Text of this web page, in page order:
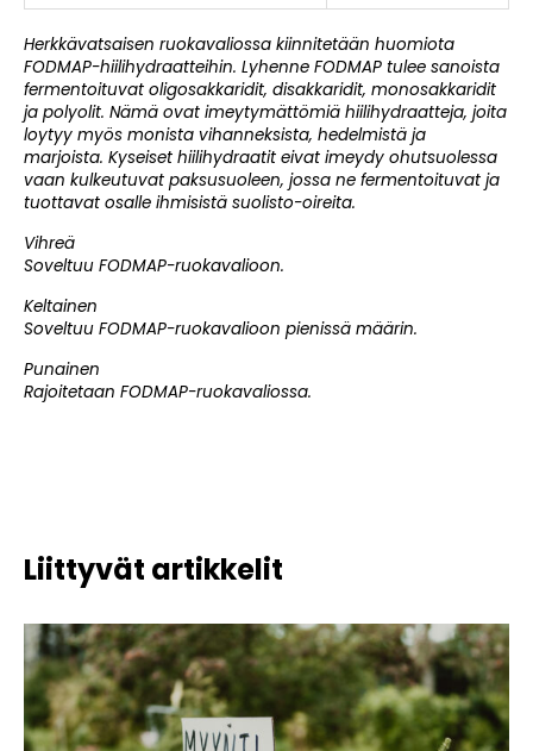
Herkkävatsaisen ruokavaliossa kiinnitetään huomiota
FODMAP-hiilihydraatteihin. Lyhenne FODMAP tulee sanoista
fermentoituvat oligosakkaridit, disakkaridit, monosakkaridit
ja polyolit. Nämä ovat imeytymättömiä hiilihydraatteja, joita
loytyy myös monista vihanneksista, hedelmistä ja
marjoista. Kyseiset hiilihydraatit eivat imeydy ohutsuolessa
vaan kulkeutuvat paksusuoleen, jossa ne fermentoituvat ja
tuottavat osalle ihmisistä suolisto-oireita.
Vihreä
Soveltuu FODMAP-ruokavalioon.
Keltainen
Soveltuu FODMAP-ruokavalioon pienissä määrin.
Punainen
Rajoitetaan FODMAP-ruokavaliossa.
Liittyvät artikkelit